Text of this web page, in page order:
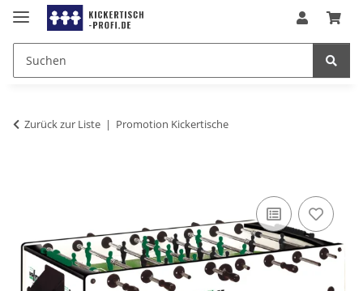
Zurück zur Liste Promotion Kickertische